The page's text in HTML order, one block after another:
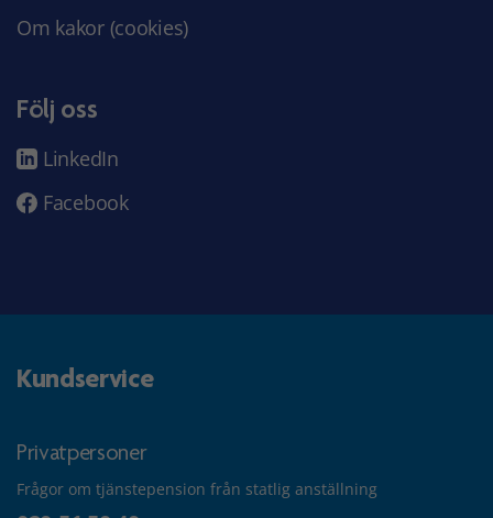
Om kakor (cookies)
Följ oss
LinkedIn
Facebook
Kundservice
Privatpersoner
Frågor om tjänstepension från statlig anställning